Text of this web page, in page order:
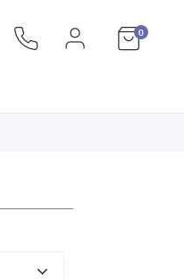
Mon
0articles